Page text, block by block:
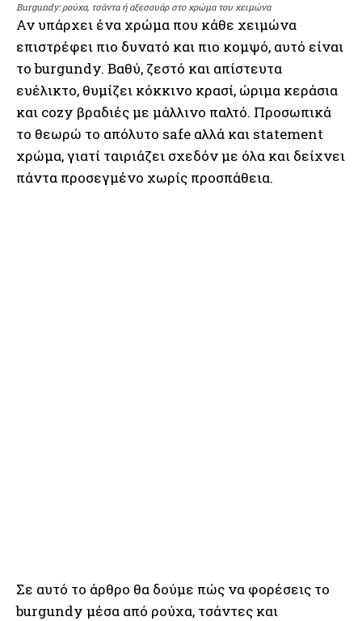
Burgundy: ρούχα, τσάντα ή αξεσουάρ στο χρώμα του χειμώνα
Αν υπάρχει ένα χρώμα που κάθε χειμώνα
επιστρέφει πιο δυνατό και πιο κομψό, αυτό είναι
το burgundy. Βαθύ, ζεστό και απίστευτα
ευέλικτο, θυμίζει κόκκινο κρασί, ώριμα κεράσια
και cozy βραδιές με μάλλινο παλτό. Προσωπικά
το θεωρώ το απόλυτο safe αλλά και statement
χρώμα, γιατί ταιριάζει σχεδόν με όλα και δείχνει
πάντα προσεγμένο χωρίς προσπάθεια.
Σε αυτό το άρθρο θα δούμε πώς να φορέσεις το
burgundy μέσα από ρούχα, τσάντες και